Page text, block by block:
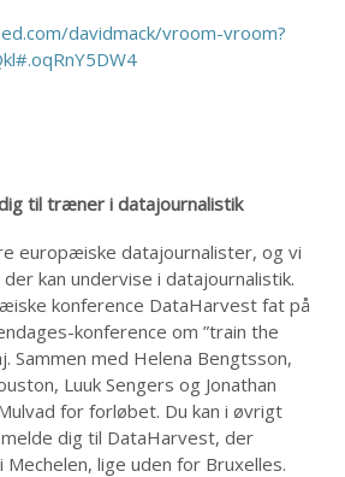
davidmack/vroom-vroom?
til træner i datajournalistik
europæiske datajournalister, og vi
kan undervise i datajournalistik.
konference DataHarvest fat på
konference om ”train the
Sammen med Helena Bengtsson,
Luuk Sengers og Jonathan
for forløbet. Du kan i øvrigt
dig til DataHarvest, der
lige uden for Bruxelles.